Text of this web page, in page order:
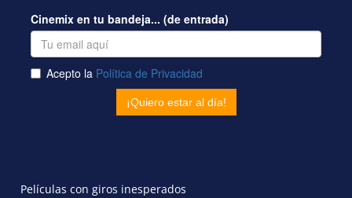
Películas con giros inesperados